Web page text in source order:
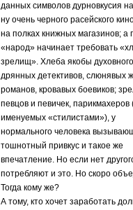
данных символов дурновкусия
ну очень черного расейского
на полках книжных магазинов; а
«народ» начинает требовать
зрелищ». Хлеба якобы
дрянных детективов, слюнявых
романов, кровавых боевиков;
певцов и певичек, парикмахеров
именуемых «стилистами»), у
нормального человека
тошнотный привкус и такое же
впечатление. Но если нет
потребляют и это. Но скоро
Тогда кому же?
А тому, кто хочет заработать